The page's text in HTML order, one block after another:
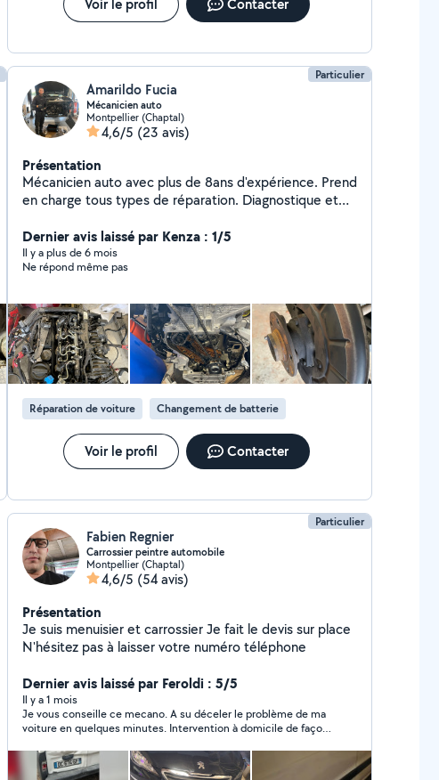
Voir le profil Contacter
Particulier
Amarildo Fucia
Mécanicien auto
Montpellier (Chaptal)
4,6/5 (23 avis)
Présentation
Mécanicien auto avec plus de 8ans d'expérience. Prend
en charge tous types de réparation. Diagnostique et
Dernier avis laissé par Kenza : 1/5
Il y a plus de 6 mois
Ne répond même pas
Réparation de voiture Changement de batterie
Voir le profil Contacter
Particulier
Fabien Regnier
Carrossier peintre automobile
Montpellier (Chaptal)
4,6/5 (54 avis)
Présentation
Je suis menuisier et carrossier Je fait le devis sur place
N'hésitez pas à laisser votre numéro téléphone
Dernier avis laissé par Feroldi : 5/5
Il y a 1 mois
Je vous conseille ce mecano. A su déceler le problème de ma
voiture en quelques minutes. Intervention à domicile de façon
très honnête comme l'est le personnage d'ailleurs 🙂. Je refais
appel à lui sans hésiter. Merci encore pour la voiture.